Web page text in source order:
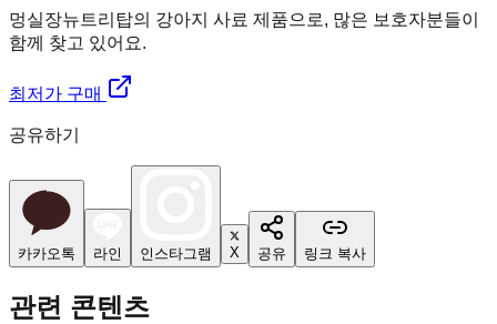
멍실장뉴트리탑의 강아지 사료 제품으로, 많은 보호자분들이
함께 찾고 있어요.
최저가 구매
공유하기
카카오톡 라인 인스타그램 X 공유 링크 복사
관련 콘텐츠